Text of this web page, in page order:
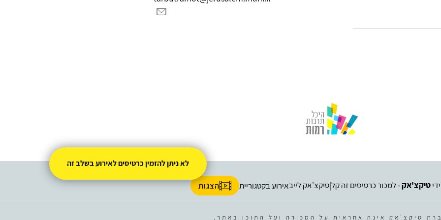
טיקצ'אק- למכור כרטיסים זה קל|טיקצ'אק לייבאירוע בקטגוריית הצגות
טיקצ'אק אינה אחראית על המכירה ועל התוכן באתר.
לא ניתן להזמין כרטיסים לאירוע בשלב זה